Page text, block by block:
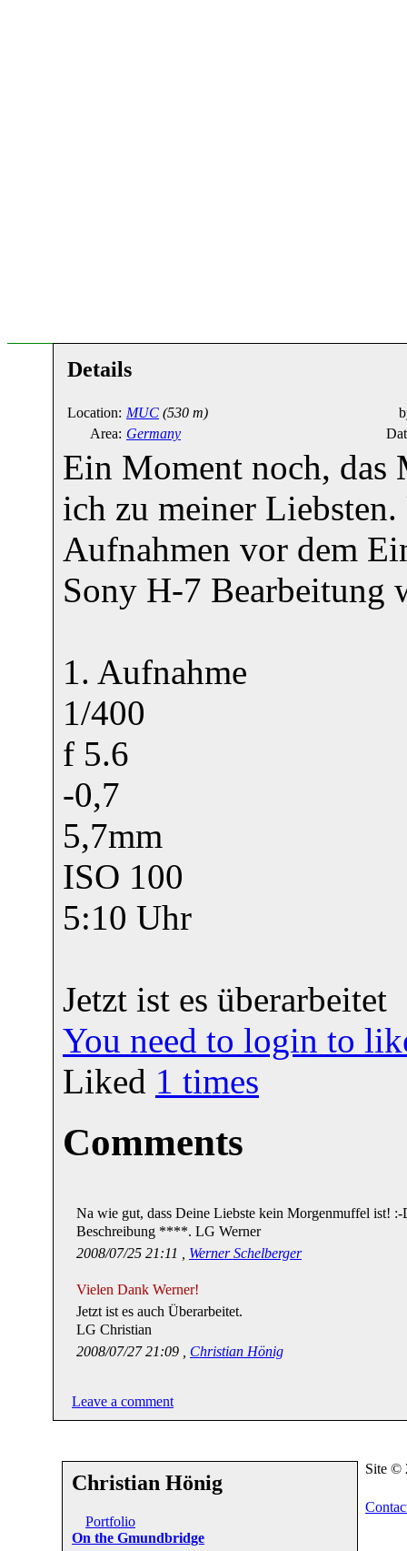
Details
Location: MUC (530 m)
Area: Germany
Ein Moment noch, das
ich zu meiner
Aufnahmen vor dem
Sony H-7 Bearbeitung
1. Aufnahme
1/400
f 5.6
-0,7
5,7mm
ISO 100
5:10 Uhr
Jetzt ist es überarbeitet
You need to login to
Liked 1 times
Comments
Na wie gut, dass Deine Liebste kein Morgenmuffel ist!
Beschreibung ****. LG Werner
2008/07/25 21:11 , Werner Schelberger
Vielen Dank Werner!
Jetzt ist es auch Überarbeitet.
LG Christian
2008/07/27 21:09 , Christian Hönig
Leave a comment
Christian Hönig
Portfolio
On the Gmundbridge
Site ©